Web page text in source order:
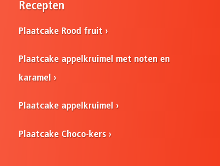
Recepten
Plaatcake Rood fruit
Plaatcake appelkruimel met noten en
karamel
Plaatcake appelkruimel
Plaatcake Choco-kers